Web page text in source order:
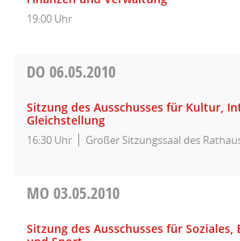
19:00 Uhr
DO 06.05.2010
Sitzung des Ausschusses für Kultur,
Gleichstellung
16:30 Uhr Großer Sitzungssaal des
MO 03.05.2010
Sitzung des Ausschusses für Soziales,